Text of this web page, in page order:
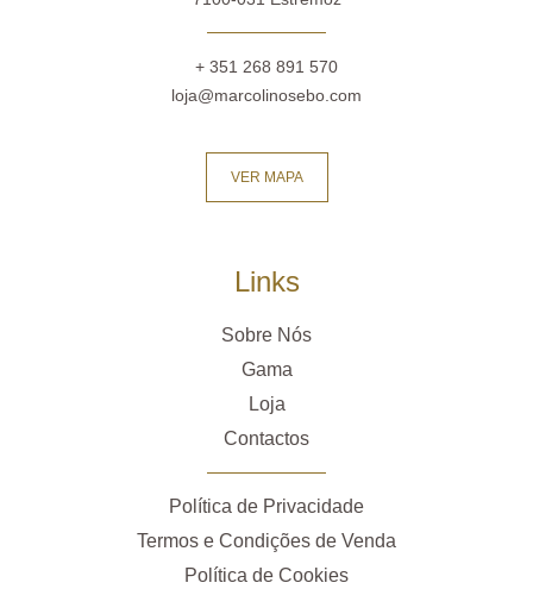
+ 351 268 891 570
loja@marcolinosebo.com
VER MAPA
Links
Sobre Nós
Gama
Loja
Contactos
Política de Privacidade
Termos e Condições de Venda
Política de Cookies